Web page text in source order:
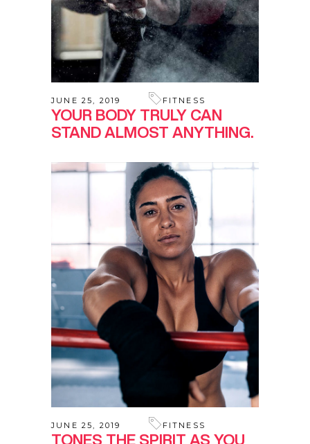
JUNE 25, 2019 FITNESS
YOUR BODY TRULY CAN
STAND ALMOST ANYTHING.
JUNE 25, 2019 FITNESS
TONES THE SPIRIT AS YOU